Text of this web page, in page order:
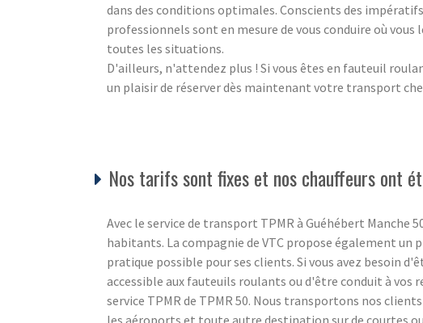
dans des conditions optimales. Conscients des
professionnels sont en mesure de vous conduire où
toutes les situations.
D'ailleurs, n'attendez plus ! Si vous êtes en fauteuil
un plaisir de réserver dès maintenant votre transport
Nos tarifs sont fixes et nos chauffeurs ont
Avec le service de transport TPMR à Guéhébert Manche
habitants. La compagnie de VTC propose également
pratique possible pour ses clients. Si vous avez besoin
accessible aux fauteuils roulants ou d'être conduit à vos
service TPMR de TPMR 50. Nous transportons nos